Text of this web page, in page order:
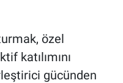
özel
katılımını
gücünden